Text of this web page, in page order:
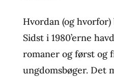
Hvordan (og
Sidst i 1980’erne
romaner og først og
ungdomsbøger. Det